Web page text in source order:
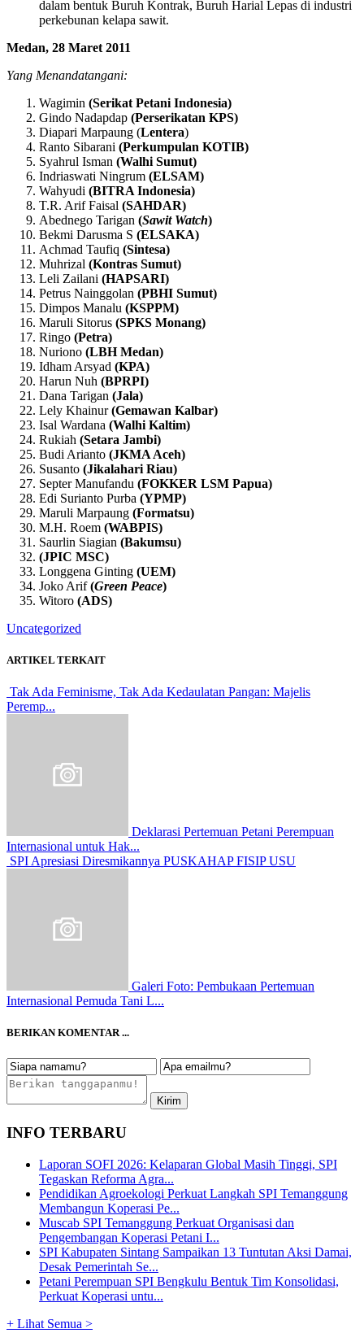
dalam bentuk Buruh Kontrak, Buruh Harial Lepas di industri
perkebunan kelapa sawit.
Medan, 28 Maret 2011
Yang Menandatangani:
Wagimin (Serikat Petani Indonesia)
Gindo Nadapdap (Perserikatan KPS)
Diapari Marpaung (Lentera)
Ranto Sibarani (Perkumpulan KOTIB)
Syahrul Isman (Walhi Sumut)
Indriaswati Ningrum (ELSAM)
Wahyudi (BITRA Indonesia)
T.R. Arif Faisal (SAHDAR)
Abednego Tarigan (Sawit Watch)
Bekmi Darusma S (ELSAKA)
Achmad Taufiq (Sintesa)
Muhrizal (Kontras Sumut)
Leli Zailani (HAPSARI)
Petrus Nainggolan (PBHI Sumut)
Dimpos Manalu (KSPPM)
Maruli Sitorus (SPKS Monang)
Ringo (Petra)
Nuriono (LBH Medan)
Idham Arsyad (KPA)
Harun Nuh (BPRPI)
Dana Tarigan (Jala)
Lely Khainur(Gemawan Kalbar)
Isal Wardana (Walhi Kaltim)
Rukiah (Setara Jambi)
Budi Arianto (JKMA Aceh)
Susanto (Jikalahari Riau)
Septer Manufandu (FOKKER LSM Papua)
Edi Surianto Purba (YPMP)
Maruli Marpaung (Formatsu)
M.H. Roem (WABPIS)
Saurlin Siagian (Bakumsu)
(JPIC MSC)
Longgena Ginting (UEM)
Joko Arif(Green Peace)
Witoro (ADS)
Uncategorized
ARTIKEL TERKAIT
Tak Ada Feminisme, Tak Ada Kedaulatan Pangan: Majelis
Peremp...
Deklarasi Pertemuan Petani Perempuan
Internasional untuk Hak...
SPI Apresiasi Diresmikannya PUSKAHAP FISIP USU
Galeri Foto: Pembukaan Pertemuan
Internasional Pemuda Tani L...
BERIKAN KOMENTAR ...
INFO TERBARU
Laporan SOFI 2026: Kelaparan Global Masih Tinggi, SPI
Tegaskan Reforma Agra...
Pendidikan Agroekologi Perkuat Langkah SPI Temanggung
Membangun Koperasi Pe...
Muscab SPI Temanggung Perkuat Organisasi dan
Pengembangan Koperasi Petani I...
SPI Kabupaten Sintang Sampaikan 13 Tuntutan Aksi Damai,
Desak Pemerintah Se...
Petani Perempuan SPI Bengkulu Bentuk Tim Konsolidasi,
Perkuat Koperasi untu...
+ Lihat Semua >